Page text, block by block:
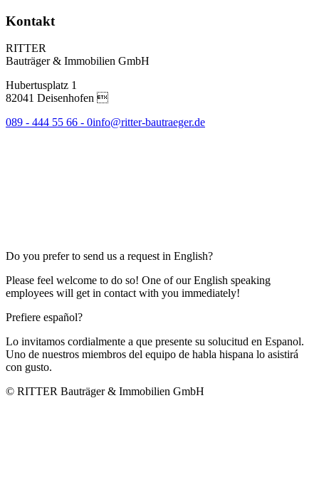
Kontakt
RITTER
Bauträger & Immobilien GmbH
Hubertusplatz 1
82041 Deisenhofen 
089 - 444 55 66 - 0info@ritter-bautraeger.de
Do you prefer to send us a request in English?
Please feel welcome to do so! One of our English speaking
employees will get in contact with you immediately!
Prefiere español?
Lo invitamos cordialmente a que presente su solucitud en Espanol.
Uno de nuestros miembros del equipo de habla hispana lo asistirá
con gusto.
© RITTER Bauträger & Immobilien GmbH